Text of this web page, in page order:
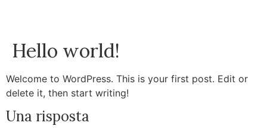
Hello world!
Welcome to WordPress. This is your first post. Edit or
delete it, then start writing!
Una risposta